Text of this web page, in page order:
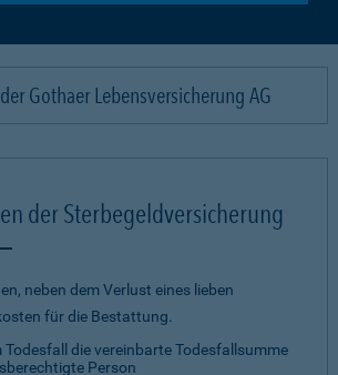
Gothaer Lebensversicherung AG
der Sterbegeldversicherung
neben dem Verlust eines lieben
für die Bestattung.
Todesfall die vereinbarte Todesfallsumme
Person